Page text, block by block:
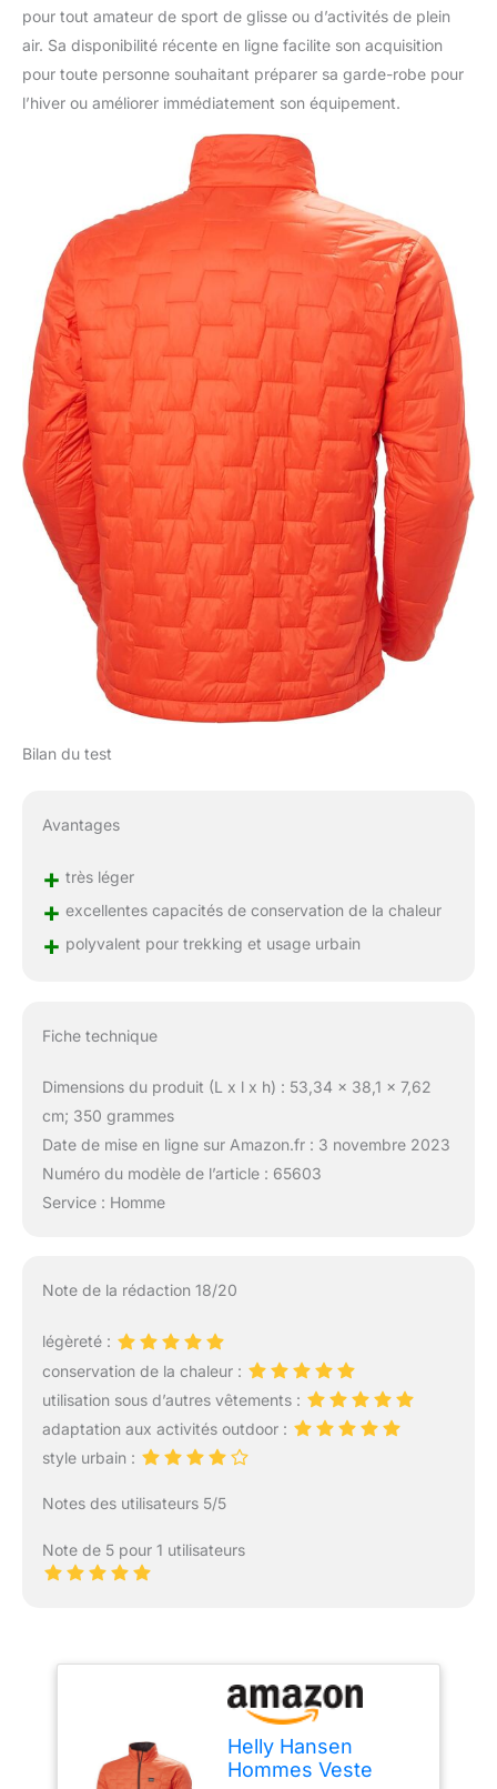
pour tout amateur de sport de glisse ou d’activités de plein
air. Sa disponibilité récente en ligne facilite son acquisition
pour toute personne souhaitant préparer sa garde-robe pour
l’hiver ou améliorer immédiatement son équipement.
Bilan du test
Avantages
+ très léger
+ excellentes capacités de conservation de la chaleur
+ polyvalent pour trekking et usage urbain
Fiche technique
Dimensions du produit (L x l x h) : 53,34 x 38,1 x 7,62
cm; 350 grammes
Date de mise en ligne sur Amazon.fr : 3 novembre 2023
Numéro du modèle de l’article : 65603
Service : Homme
Note de la rédaction 18/20
légèreté :
conservation de la chaleur :
utilisation sous d’autres vêtements :
adaptation aux activités outdoor :
style urbain :
Notes des utilisateurs 5/5
Note de 5 pour 1 utilisateurs
Helly Hansen
Hommes Veste